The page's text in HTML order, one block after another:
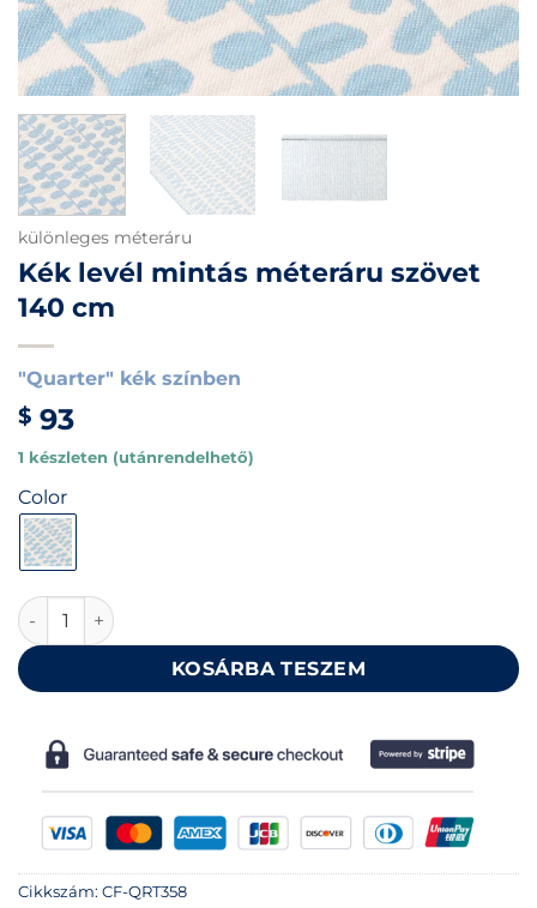
különleges méteráru
Kék levél mintás méteráru szövet
140 cm
"Quarter" kék színben
$ 93
1 készleten (utánrendelhető)
Color
Kék levél mintás méteráru szövet 140 cm mennyiség
KOSÁRBA TESZEM
Cikkszám: CF-QRT358